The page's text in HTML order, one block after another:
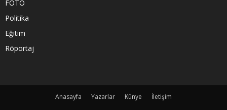
FOTO
Politika
Eğitim
Röportaj
Anasayfa Yazarlar Künye
İletişim